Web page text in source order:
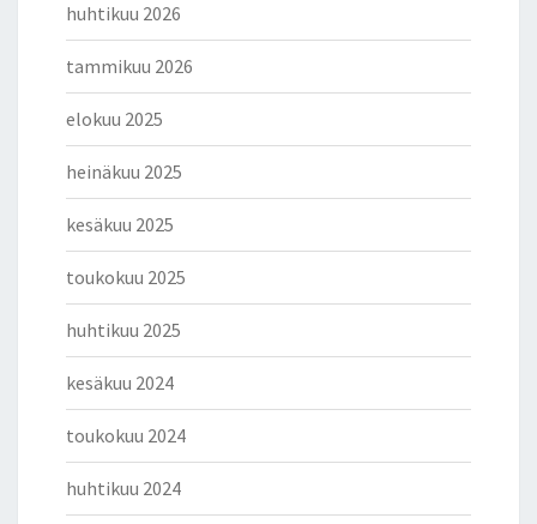
huhtikuu 2026
tammikuu 2026
elokuu 2025
heinäkuu 2025
kesäkuu 2025
toukokuu 2025
huhtikuu 2025
kesäkuu 2024
toukokuu 2024
huhtikuu 2024